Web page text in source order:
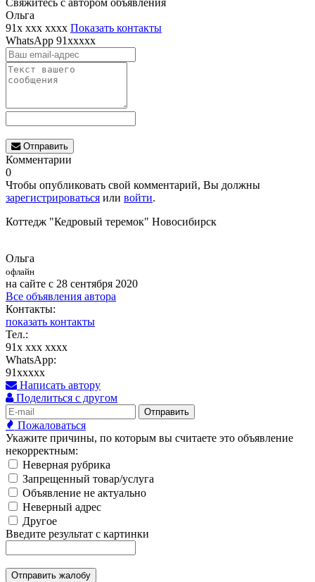
Свяжитесь с автором объявления
Ольга
91x xxx xxxx Показать контакты
WhatsApp 91xxxxx
Отправить
Комментарии
0
Чтобы опубликовать свой комментарий, Вы должны
зарегистрироваться или войти.
Коттедж "Кедровый теремок" Новосибирск
Ольга
офлайн
на сайте с 28 сентября 2020
Все объявления автора
Контакты:
показать контакты
Тел.:
91x xxx xxxx
WhatsApp:
91xxxxx
Написать автору
Поделиться с другом
Отправить
Пожаловаться
Укажите причины, по которым вы считаете это объявление
некорректным:
Неверная рубрика
Запрещенный товар/услуга
Объявление не актуально
Неверный адрес
Другое
Введите результат с картинки
Отправить жалобу